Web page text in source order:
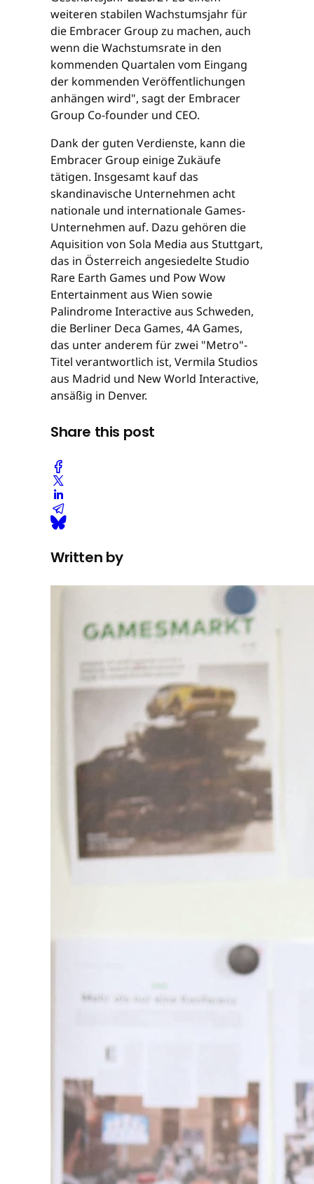
weiteren stabilen Wachstumsjahr für
die Embracer Group zu machen, auch
wenn die Wachstumsrate in den
kommenden Quartalen vom Eingang
der kommenden Veröffentlichungen
anhängen wird", sagt der Embracer
Group Co-founder und CEO.
Dank der guten Verdienste, kann die
Embracer Group einige Zukäufe
tätigen. Insgesamt kauf das
skandinavische Unternehmen acht
nationale und internationale Games-
Unternehmen auf. Dazu gehören die
Aquisition von Sola Media aus Stuttgart,
das in Österreich angesiedelte Studio
Rare Earth Games und Pow Wow
Entertainment aus Wien sowie
Palindrome Interactive aus Schweden,
die Berliner Deca Games, 4A Games,
das unter anderem für zwei "Metro"-
Titel verantwortlich ist, Vermila Studios
aus Madrid und New World Interactive,
ansäßig in Denver.
Share this post
Written by